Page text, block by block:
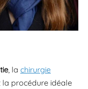
, la chirurgie
la procédure idéale